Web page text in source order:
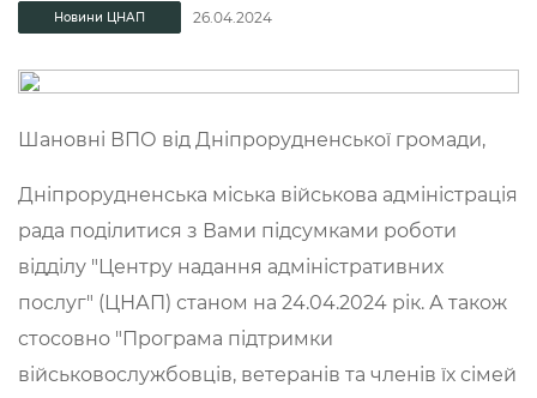
Новини ЦНАП 26.04.2024
Шановні ВПО від Дніпрорудненської громади,
Дніпрорудненська міська військова адміністрація
рада поділитися з Вами підсумками роботи
відділу "Центру надання адміністративних
послуг" (ЦНАП) станом на 24.04.2024 рік. А також
стосовно "Програма підтримки
військовослужбовців, ветеранів та членів їх сімей